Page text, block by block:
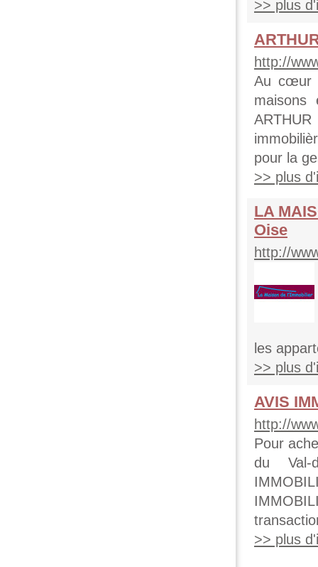
>> plus
http://
Au cœur
maisons
pour la
>> plus
LA
Oise
http://
les
>> plus
AVIS
http://
Pour
du Val-
>> plus